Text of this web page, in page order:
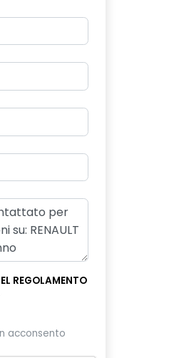
REGOLAMENTO
acconsento